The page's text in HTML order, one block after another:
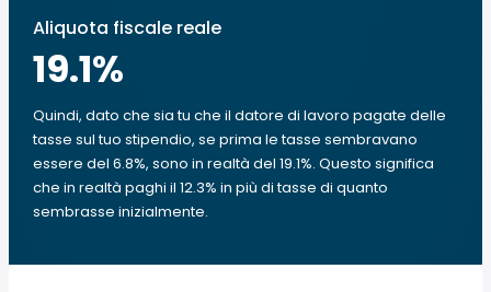
Aliquota fiscale reale
19.1%
Quindi, dato che sia tu che il datore di lavoro pagate delle
tasse sul tuo stipendio, se prima le tasse sembravano
essere del 6.8%, sono in realtà del 19.1%. Questo significa
che in realtà paghi il 12.3% in più di tasse di quanto
sembrasse inizialmente.